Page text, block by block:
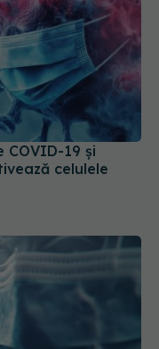
19 și
celulele